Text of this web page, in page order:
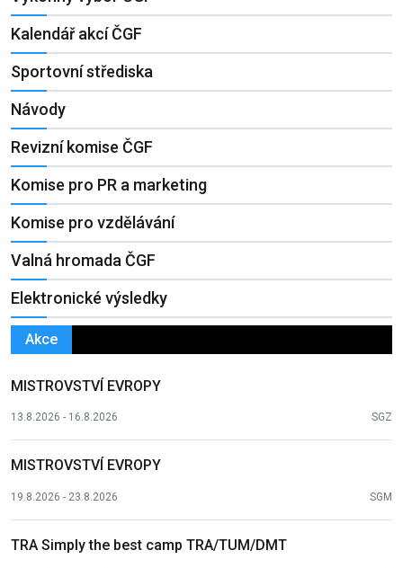
Kalendář akcí ČGF
Sportovní střediska
Návody
Revizní komise ČGF
Komise pro PR a marketing
Komise pro vzdělávání
Valná hromada ČGF
Elektronické výsledky
Akce
MISTROVSTVÍ EVROPY
13.8.2026 - 16.8.2026 SGZ
MISTROVSTVÍ EVROPY
19.8.2026 - 23.8.2026 SGM
TRA Simply the best camp TRA/TUM/DMT